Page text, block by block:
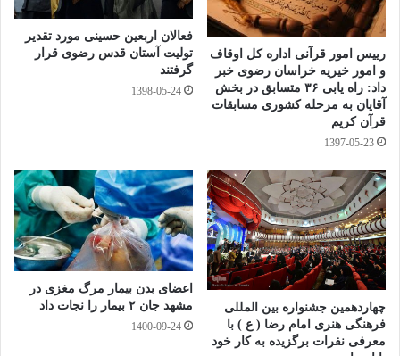
شهری که در یک نوار باریک با تراکم جمعیتی بالا قرار دارد و به دلیل
هدف رژیم صهیونیستی ، به منطقه‌ای ویران تبدیل شده است.
قرابت‌های فرهنگی و انسانی میان مردم مشهد و مردم مظلوم غزه
باعث شد که پیشنهاد خواهرخواندگی این دو شهر مطرح شود.
خواهرخواندگی این شهر با صنعا، پایتخت یمن، خبر داد ،عنوان کرد:
موضوع در حال بررسی است. در صورت فراهم شدن زمینه‌های
لازم، گام‌های عملی برای انعقاد این تفاهم نامه برداشته خواهد شد.
وی درباره نیاز به مجوزهای دولتی برای اجرای این طرح توضیح داد:
مدیریت به‌طور مستقل می‌تواند در این زمینه تصمیم بگیرد، اما
رییس امور قرآنی اداره کل اوقاف
و امور خیریه خراسان رضوی خبر
داد: راه یابی ۳۶ متسابق در بخش
آقایان به مرحله کشوری مسابقات
قرآن کریم
1397-05-23
فعالان اربعین حسینی مورد تقدیر
تولیت آستان قدس رضوی قرار
گرفتند
1398-05-24
چهاردهمین جشنواره بین المللی
فرهنگی هنری امام رضا ( ع ) با
معرفی نفرات برگزیده به کار خود
اعضای بدن بیمار مرگ مغزی در
مشهد جان ۲ بیمار را نجات داد
1400-09-24